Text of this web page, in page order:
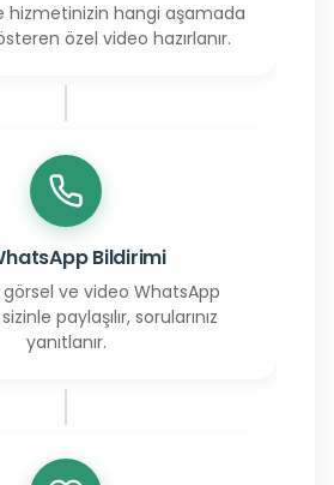
hizmetinizin hangi aşamada
özel video hazırlanır.
Bildirimi
görsel ve video WhatsApp
paylaşılır, sorularınız
yanıtlanır.